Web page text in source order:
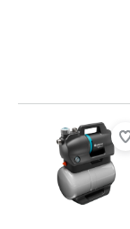
La note est de 8,0